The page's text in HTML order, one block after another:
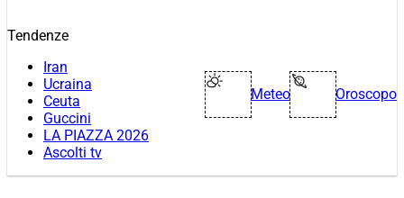
Tendenze
Iran
Ucraina
Ceuta
Guccini
LA PIAZZA 2026
Ascolti tv
Meteo Oroscopo